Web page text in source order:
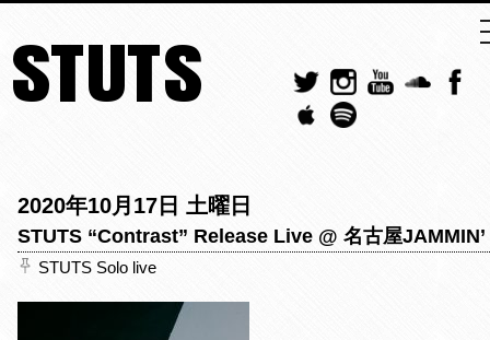
STUTS
2020年10月17日 土曜日
STUTS “Contrast” Release Live @ 名古屋JAMMIN’
STUTS Solo live